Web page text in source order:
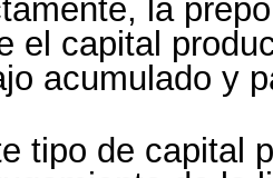
la
el capital
acumulado y
tipo de capital